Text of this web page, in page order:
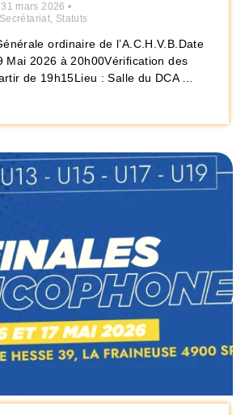
31 mars 2026 •
Secrétariat, Statuts
ordinaire de l’A.C.H.V.B.Date
Mai 2026 à 20h00Vérification des
de 19h15Lieu : Salle du DCA …